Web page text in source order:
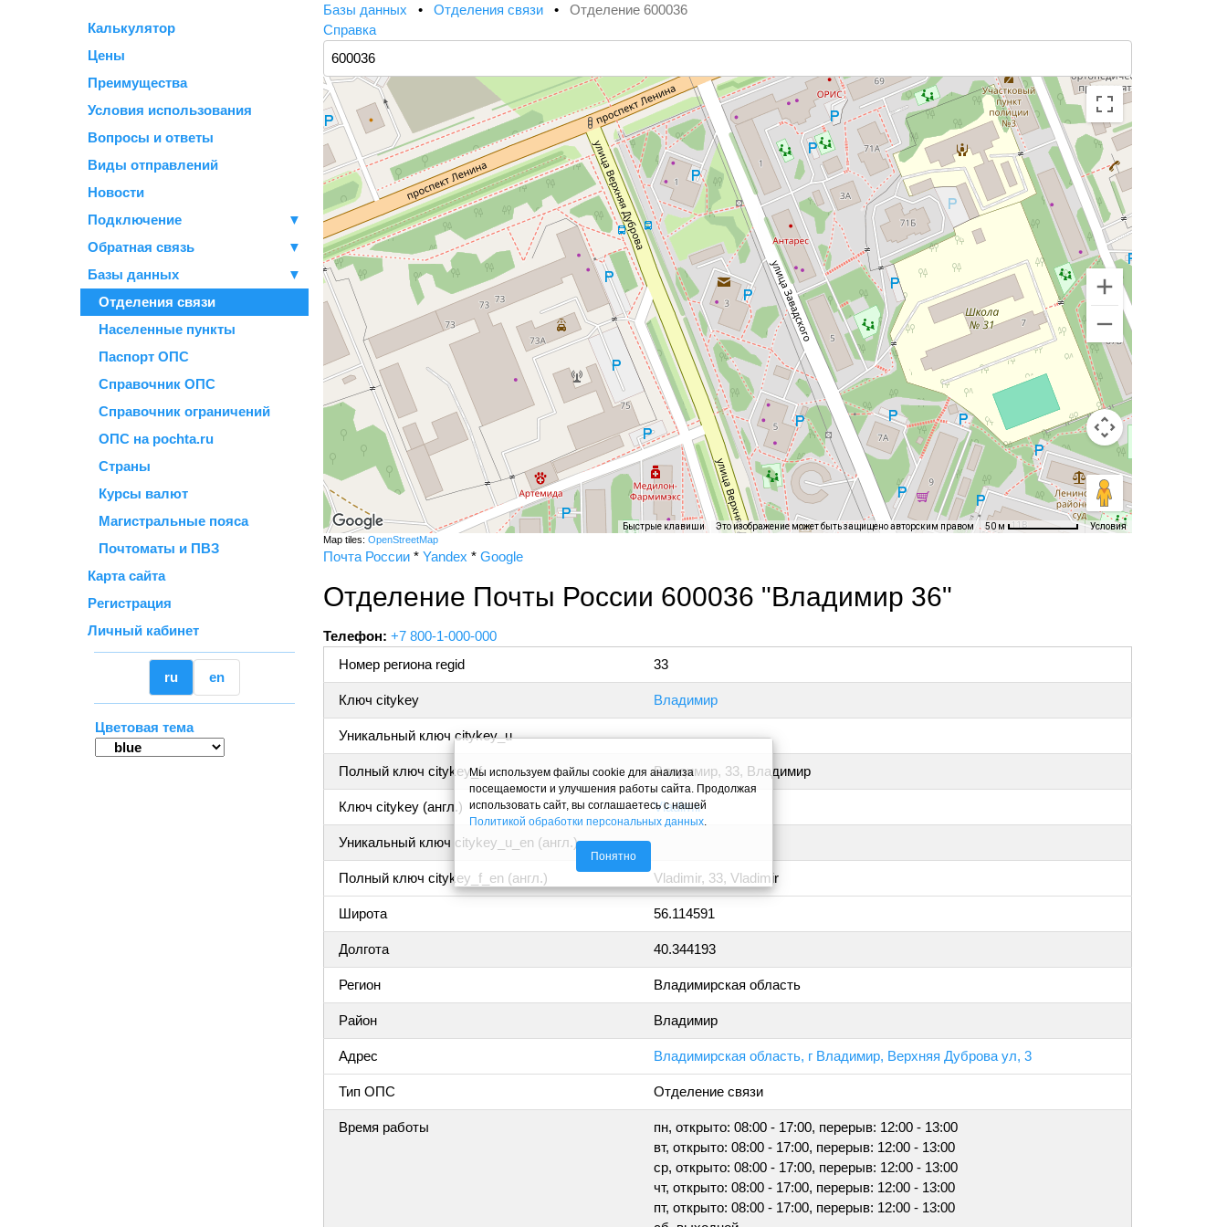
Калькулятор
Цены
Преимущества
Условия использования
Вопросы и ответы
Виды отправлений
Новости
Подключение
▼
Обратная связь
▼
Базы данных
▼
Отделения связи
Населенные пункты
Паспорт ОПС
Справочник ОПС
Справочник ограничений
ОПС на pochta.ru
Страны
Курсы валют
Магистральные пояса
Почтоматы и ПВЗ
Карта сайта
Регистрация
Личный кабинет
ru en
Цветовая тема
Базы данных • Отделения связи • Отделение 600036
Справка
Быстрые клавиши Это изображение может быть защищено авторским правом 50 м Условия
Map tiles: OpenStreetMap
Почта России * Yandex * Google
Отделение Почты России 600036 "Владимир 36"
Телефон: +7 800-1-000-000
Номер региона regid
33
Ключ citykey Владимир
Уникальный ключ citykey_u
Полный ключ citykey_f Владимир, 33, Владимир
Ключ citykey (англ.) Vladimir
Уникальный ключ citykey_u_en (англ.)
Полный ключ citykey_f_en (англ.) Vladimir, 33, Vladimir
Широта 56.114591
Долгота 40.344193
Регион Владимирская область
Район Владимир
Адрес Владимирская область, г Владимир, Верхняя Дуброва ул, 3
Тип ОПС Отделение связи
Время работы
пн, открыто: 08:00 - 17:00, перерыв: 12:00 - 13:00
вт, открыто: 08:00 - 17:00, перерыв: 12:00 - 13:00
ср, открыто: 08:00 - 17:00, перерыв: 12:00 - 13:00
чт, открыто: 08:00 - 17:00, перерыв: 12:00 - 13:00
пт, открыто: 08:00 - 17:00, перерыв: 12:00 - 13:00
Мы используем файлы cookie для анализа
посещаемости и улучшения работы сайта. Продолжая
использовать сайт, вы соглашаетесь с нашей
Политикой обработки персональных данных
Понятно